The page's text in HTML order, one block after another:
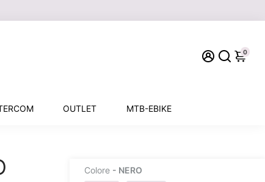
0
OUTLET MTB-EBIKE
Colore - NERO